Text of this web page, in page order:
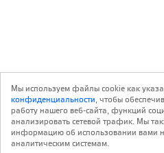
Мы используем файлы cookie как
конфиденциальности, чтобы
работу нашего веб-сайта, функций
анализировать сетевой трафик. Мы
информацию об использовании вами
аналитическим системам.